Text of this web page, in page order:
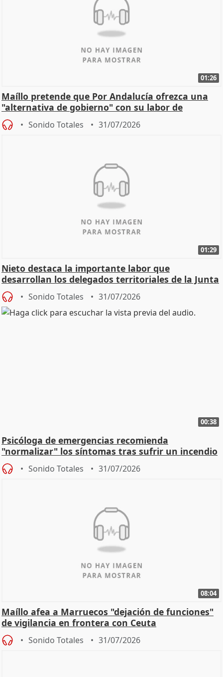
01:26
Maíllo pretende que Por Andalucía ofrezca una
"alternativa de gobierno" con su labor de
oposición
Sonido Totales 31/07/2026
01:29
Nieto destaca la importante labor que
desarrollan los delegados territoriales de la Junta
Sonido Totales 31/07/2026
00:38
Psicóloga de emergencias recomienda
"normalizar" los síntomas tras sufrir un incendio
Sonido Totales 31/07/2026
08:04
Maíllo afea a Marruecos "dejación de funciones"
de vigilancia en frontera con Ceuta
Sonido Totales 31/07/2026